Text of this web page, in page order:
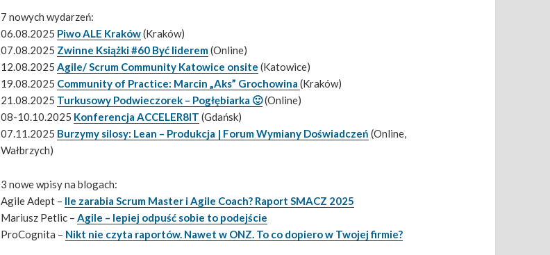
7 nowych wydarzeń:
06.08.2025 Piwo ALE Kraków(Kraków)
07.08.2025 Zwinne Książki #60 Być liderem(Online)
12.08.2025Agile/ Scrum Community Katowice onsite (Katowice)
19.08.2025 Community of Practice: Marcin „Aks” Grochowina(Kraków)
21.08.2025 Turkusowy Podwieczorek – Pogłębiarka 🙂(Online)
08-10.10.2025 Konferencja ACCELER8IT (Gdańsk)
07.11.2025 Burzymy silosy: Lean – Produkcja | Forum Wymiany Doświadczeń (Online,
Wałbrzych)
3 nowe wpisy na blogach:
Agile Adept – Ile zarabia Scrum Master i Agile Coach? Raport SMACZ 2025
Mariusz Petlic –Agile – lepiej odpuść sobie to podejście
ProCognita – Nikt nie czyta raportów. Nawet w ONZ. To co dopiero w Twojej firmie?